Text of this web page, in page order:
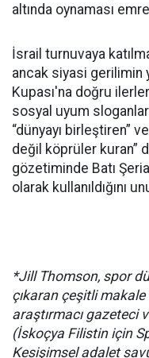
altında oynaması
İsrail turnuvaya
ancak siyasi gerilimin
Kupası'na doğru
sosyal uyum
“dünyayı birleştiren”
değil köprüler kuran”
gözetiminde Batı
olarak kullanıldığını
*Jill Thomson, spor
çıkaran çeşitli
araştırmacı gazeteci
(İskoçya Filistin için
Kesişimsel adalet